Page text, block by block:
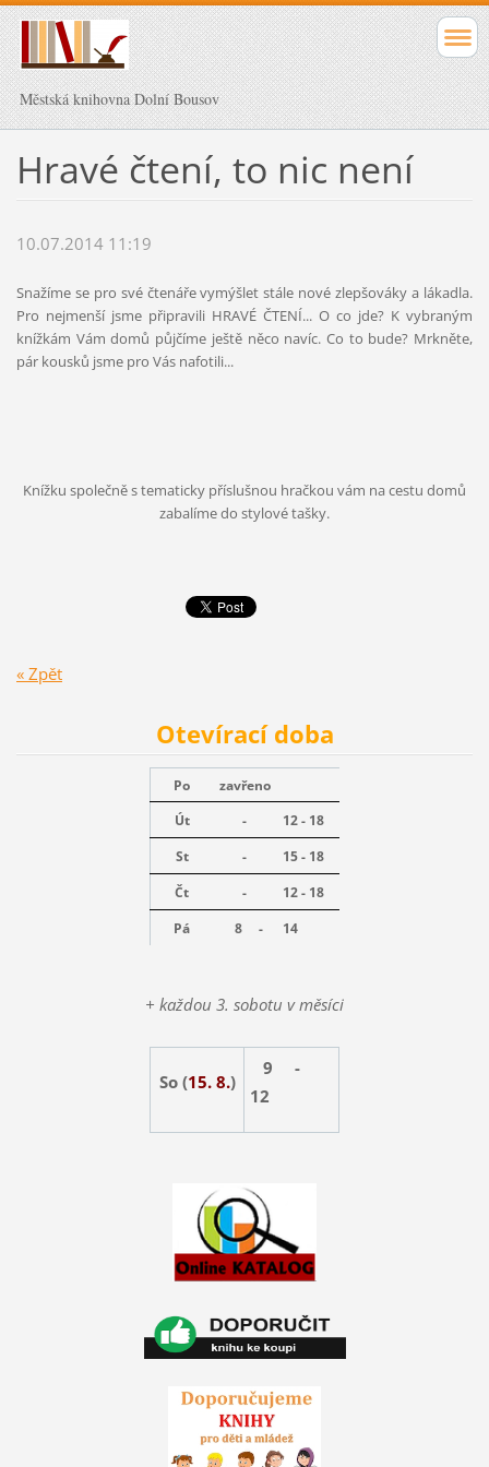
Městská knihovna Dolní Bousov
Hravé čtení, to nic není
10.07.2014 11:19
Snažíme se pro své čtenáře vymýšlet stále nové zlepšováky a lákadla.
Pro nejmenší jsme připravili HRAVÉ ČTENÍ... O co jde? K vybraným
knížkám Vám domů půjčíme ještě něco navíc. Co to bude? Mrkněte,
pár kousků jsme pro Vás nafotili...
Knížku společně s tematicky příslušnou hračkou vám na cestu domů
zabalíme do stylové tašky.
« Zpět
Otevírací doba
Po
zavřeno
Út
-
12 - 18
St
-
15 - 18
Čt
-
12 - 18
Pá
8 - 14
+ každou 3. sobotu v měsíci
So (15. 8.)
9 -
12